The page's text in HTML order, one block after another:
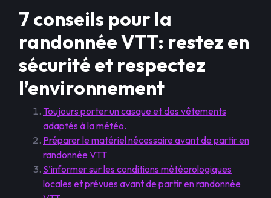
7 conseils pour la
randonnée VTT: restez en
sécurité et respectez
l’environnement
Toujours porter un casque et des vêtements
adaptés à la météo.
Préparer le matériel nécessaire avant de partir en
randonnée VTT
S’informer sur les conditions météorologiques
locales et prévues avant de partir en randonnée